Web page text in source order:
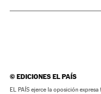
©EDICIONES EL PAÍS
EL PAÍS ejerce la oposición